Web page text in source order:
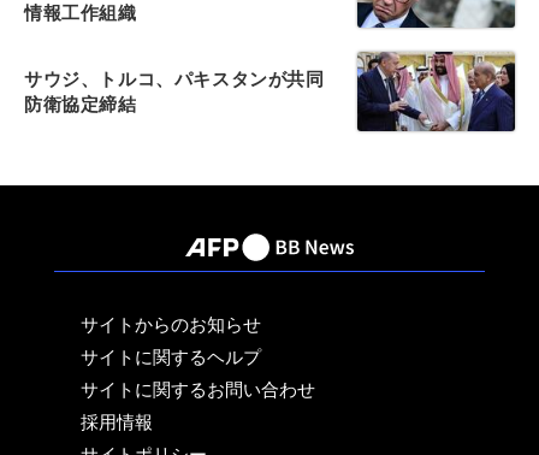
情報工作組織
サウジ、トルコ、パキスタンが共同
防衛協定締結
サイトからのお知らせ
サイトに関するヘルプ
サイトに関するお問い合わせ
採用情報